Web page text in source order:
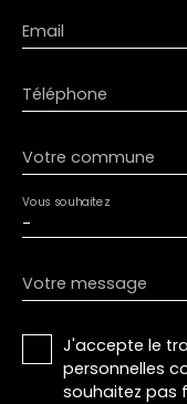
Email
Téléphone
Votre commune
-
Vous souhaitez
Votre message
J'accepte le
personnelles
souhaitez pas